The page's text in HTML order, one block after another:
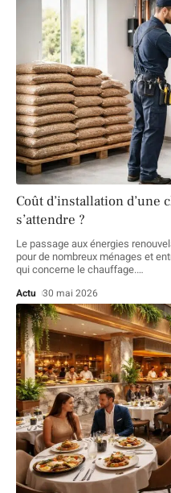
Coût d’installation d’une
s’attendre ?
Le passage aux énergies
pour de nombreux ménages et
qui concerne le chauffage.…
Actu 30 mai 2026